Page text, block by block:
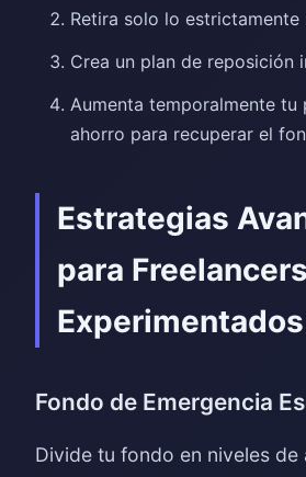
Retira solo lo estrictamente
Crea un plan de reposición
Aumenta temporalmente tu
ahorro para recuperar el
Estrategias
para Freelancers
Experimentados
Fondo de Emergencia
Divide tu fondo en niveles de